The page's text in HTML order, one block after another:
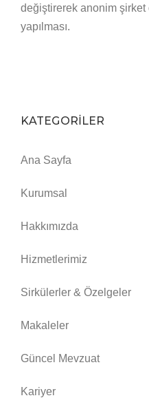
değiştirerek anonim şirket
yapılması.
KATEGORİLER
Ana Sayfa
Kurumsal
Hakkımızda
Hizmetlerimiz
Sirkülerler & Özelgeler
Makaleler
Güncel Mevzuat
Kariyer